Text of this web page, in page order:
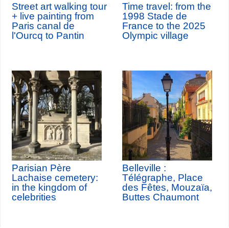
Street art walking tour
+ live painting from
Paris canal de
l'Ourcq to Pantin
Time travel: from the
1998 Stade de
France to the 2025
Olympic village
Parisian Père
Lachaise cemetery:
in the kingdom of
celebrities
Belleville :
Télégraphe, Place
des Fêtes, Mouzaïa,
Buttes Chaumont